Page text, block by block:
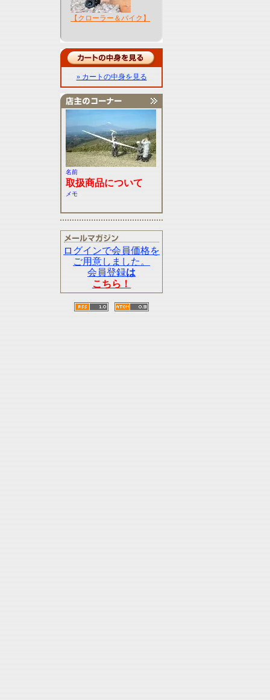
【クローラー＆バイク】
» カートの中身を見る
名前
取扱商品について
メモ
ログインで会員価格を
ご用意しました。
会員登録は
こちら！